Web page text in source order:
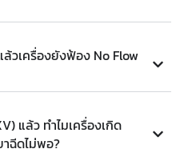
วเครื่องยังฟ้อง No Flow
แล้ว ทำไมเครื่องเกิด
าฉีดไม่พอ?